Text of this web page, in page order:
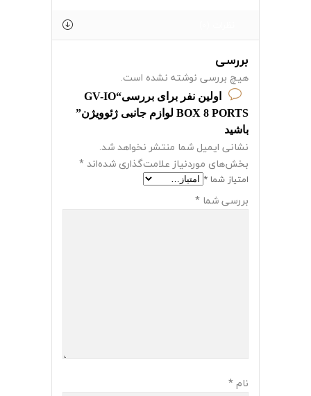
بررسی
هیچ بررسی نوشته نشده است.
اولین نفر برای بررسی“GV-IO
BOX 8 PORTS لوازم جانبی ژئوویژن”
باشید
نشانی ایمیل شما منتشر نخواهد شد.
بخش‌های موردنیاز علامت‌گذاری شده‌اند*
امتیاز شما *
بررسی شما *
نام*